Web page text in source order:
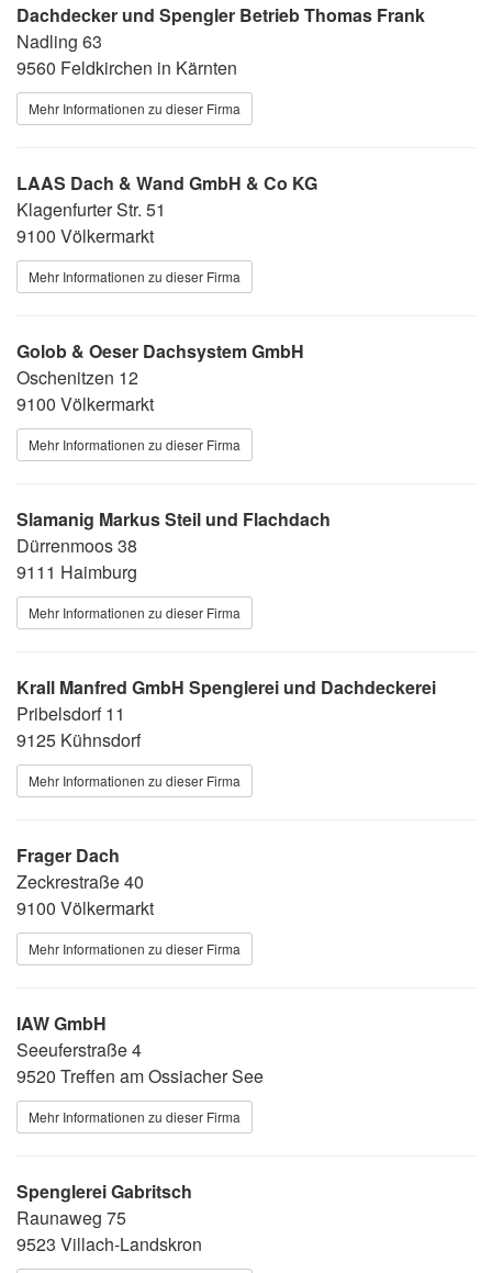
Dachdecker und Spengler Betrieb Thomas Frank
Nadling 63
9560 Feldkirchen in Kärnten
Mehr Informationen zu dieser Firma
LAAS Dach & Wand GmbH & Co KG
Klagenfurter Str. 51
9100 Völkermarkt
Mehr Informationen zu dieser Firma
Golob & Oeser Dachsystem GmbH
Oschenitzen 12
9100 Völkermarkt
Mehr Informationen zu dieser Firma
Slamanig Markus Steil und Flachdach
Dürrenmoos 38
9111 Haimburg
Mehr Informationen zu dieser Firma
Krall Manfred GmbH Spenglerei und Dachdeckerei
Pribelsdorf 11
9125 Kühnsdorf
Mehr Informationen zu dieser Firma
Frager Dach
Zeckrestraße 40
9100 Völkermarkt
Mehr Informationen zu dieser Firma
IAW GmbH
Seeuferstraße 4
9520 Treffen am Ossiacher See
Mehr Informationen zu dieser Firma
Spenglerei Gabritsch
Raunaweg 75
9523 Villach-Landskron